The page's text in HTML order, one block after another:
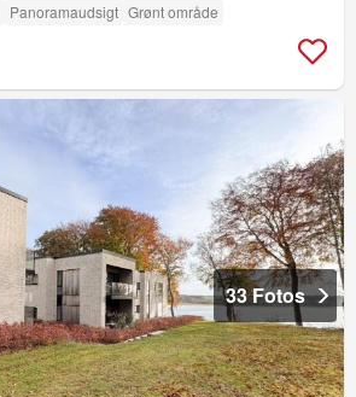
Panoramaudsigt Grønt område
33 Fotos